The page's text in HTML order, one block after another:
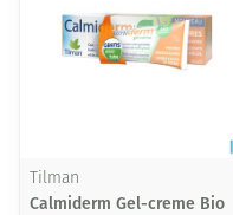
Tilman
Calmiderm Gel-creme Bio